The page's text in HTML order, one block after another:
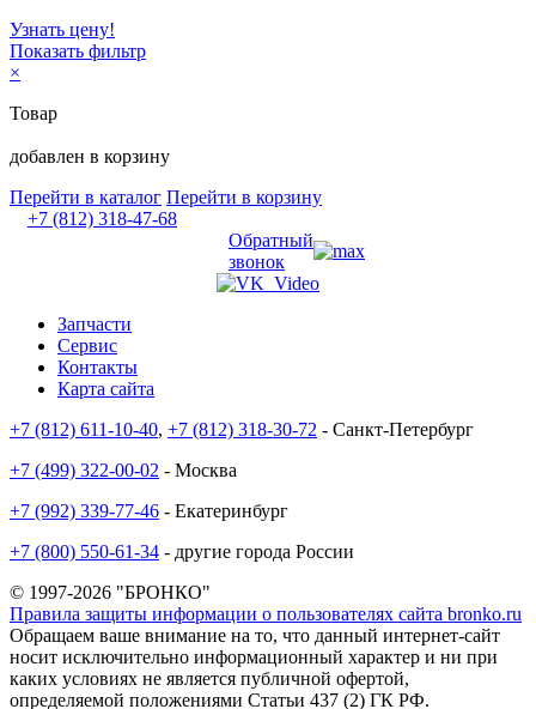
Узнать цену!
Показать фильтр
×
Товар
добавлен в корзину
Перейти в каталог Перейти в корзину
+7 (812) 318-47-68
Обратный
звонок
Запчасти
Сервис
Контакты
Карта сайта
+7 (812) 611-10-40, +7 (812) 318-30-72 - Санкт-Петербург
+7 (499) 322-00-02 - Москва
+7 (992) 339-77-46 - Екатеринбург
+7 (800) 550-61-34 - другие города России
© 1997-2026 "БРОНКО"
Правила защиты информации о пользователях сайта bronko.ru
Обращаем ваше внимание на то, что данный интернет-сайт
носит исключительно информационный характер и ни при
каких условиях не является публичной офертой,
определяемой положениями Статьи 437 (2) ГК РФ.